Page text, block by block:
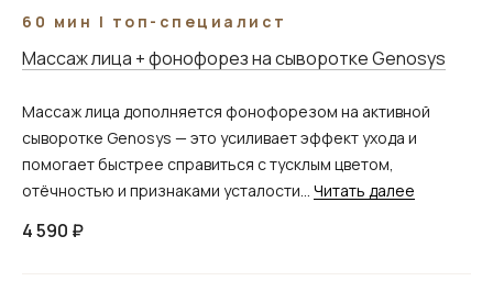
60 мин | топ-специалист
Массаж лица + фонофорез на сыворотке Genosys
Массаж лица дополняется фонофорезом на активной
сыворотке Genosys — это усиливает эффект ухода и
помогает быстрее справиться с тусклым цветом,
отёчностью и признаками усталости... Читать далее
4 590 ₽